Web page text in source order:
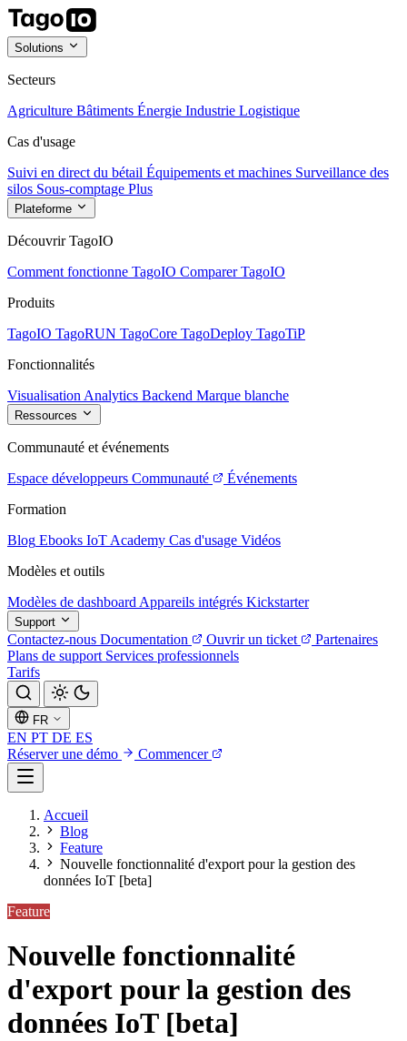
Solutions
Secteurs
Agriculture Bâtiments Énergie Industrie Logistique
Cas d'usage
Suivi en direct du bétail Équipements et machines Surveillance des
silos Sous-comptage Plus
Plateforme
Découvrir TagoIO
Comment fonctionne TagoIO Comparer TagoIO
Produits
TagoIO TagoRUN TagoCore TagoDeploy TagoTiP
Fonctionnalités
Visualisation Analytics Backend Marque blanche
Ressources
Communauté et événements
Espace développeurs Communauté
Événements
Formation
Blog Ebooks IoT Academy Cas d'usage Vidéos
Modèles et outils
Modèles de dashboard Appareils intégrés Kickstarter
Support
Contactez-nous Documentation Ouvrir un ticket
Partenaires
Plans de support Services professionnels
Tarifs
FR
EN PT DE ES
Réserver une démo
Commencer
Accueil
Blog
Feature
Nouvelle fonctionnalité d'export pour la gestion des
données IoT [beta]
Feature
Nouvelle fonctionnalité
d'export pour la gestion des
données IoT [beta]